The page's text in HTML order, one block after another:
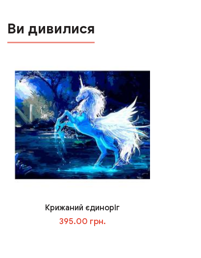
Ви дивилися
Крижаний єдиноріг
395.00 грн.